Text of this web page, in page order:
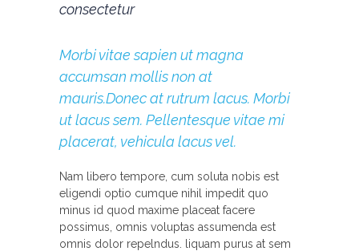
consectetur
Morbi vitae sapien ut magna
accumsan mollis non at
mauris.Donec at rutrum lacus. Morbi
ut lacus sem. Pellentesque vitae mi
placerat, vehicula lacus vel.
Nam libero tempore, cum soluta nobis est
eligendi optio cumque nihil impedit quo
minus id quod maxime placeat facere
possimus, omnis voluptas assumenda est
omnis dolor repelndus. liquam purus at sem